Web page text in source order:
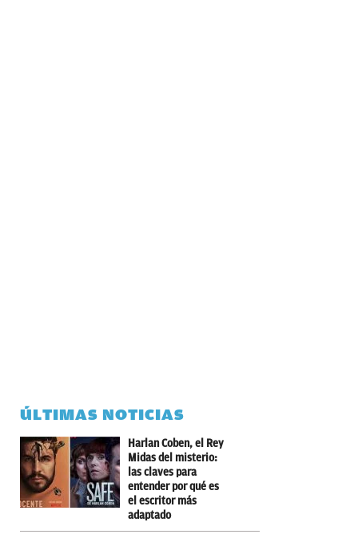
ÚLTIMAS NOTICIAS
Harlan Coben, el Rey
Midas del misterio:
las claves para
entender por qué es
el escritor más
adaptado